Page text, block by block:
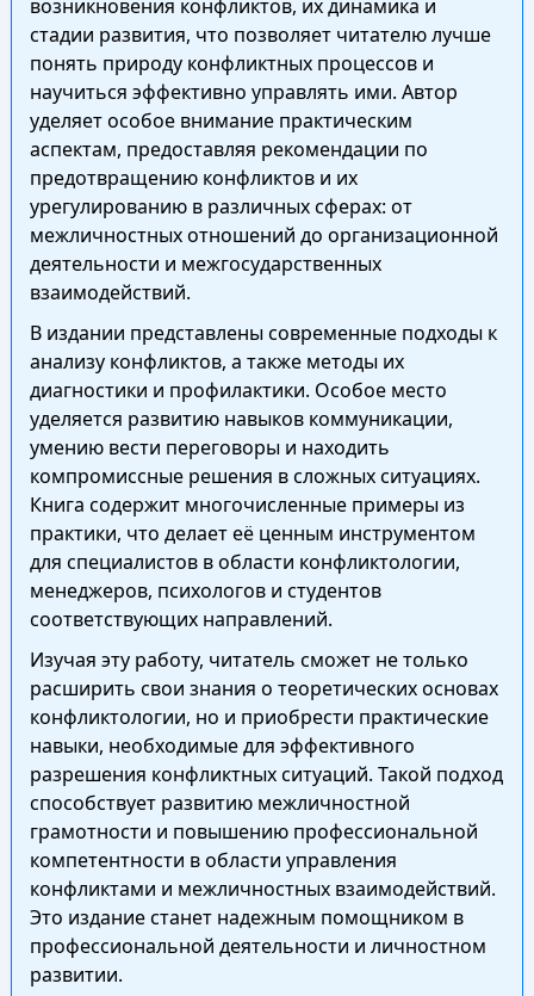
возникновения конфликтов, их динамика и
стадии развития, что позволяет читателю лучше
понять природу конфликтных процессов и
научиться эффективно управлять ими. Автор
уделяет особое внимание практическим
аспектам, предоставляя рекомендации по
предотвращению конфликтов и их
урегулированию в различных сферах: от
межличностных отношений до организационной
деятельности и межгосударственных
взаимодействий.
В издании представлены современные подходы к
анализу конфликтов, а также методы их
диагностики и профилактики. Особое место
уделяется развитию навыков коммуникации,
умению вести переговоры и находить
компромиссные решения в сложных ситуациях.
Книга содержит многочисленные примеры из
практики, что делает её ценным инструментом
для специалистов в области конфликтологии,
менеджеров, психологов и студентов
соответствующих направлений.
Изучая эту работу, читатель сможет не только
расширить свои знания о теоретических основах
конфликтологии, но и приобрести практические
навыки, необходимые для эффективного
разрешения конфликтных ситуаций. Такой подход
способствует развитию межличностной
грамотности и повышению профессиональной
компетентности в области управления
конфликтами и межличностных взаимодействий.
Это издание станет надежным помощником в
профессиональной деятельности и личностном
развитии.